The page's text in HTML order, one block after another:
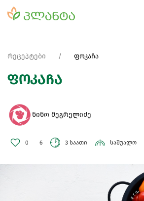
რეცეპტები ფოკაჩა
ფოკაჩა
ნინო მეგრელიძე
0 6 3 საათი საშუალო